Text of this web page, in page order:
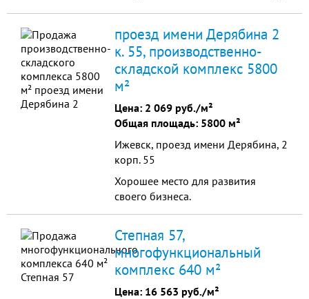
проезд имени Дерябина 2
к. 55, производственно-
складской комплекс 5800
м²
Цена: 2 069 руб./м²
Общая площадь: 5800 м²
Ижевск, проезд имени Дерябина, 2
корп. 55
Хорошее место для развития
своего бизнеса.
Степная 57,
многофункциональный
комплекс 640 м²
Цена: 16 563 руб./м²